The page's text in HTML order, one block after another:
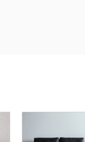
文句のな
ウンタ